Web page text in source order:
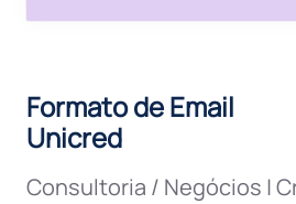
Formato de Email
Unicred
Consultoria / Negócios |